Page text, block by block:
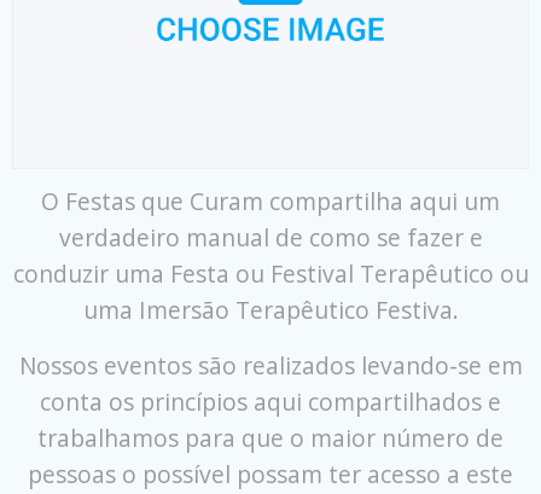
O Festas que Curam compartilha aqui um
verdadeiro manual de como se fazer e
conduzir uma Festa ou Festival Terapêutico ou
uma Imersão Terapêutico Festiva.
Nossos eventos são realizados levando-se em
conta os princípios aqui compartilhados e
trabalhamos para que o maior número de
pessoas o possível possam ter acesso a este